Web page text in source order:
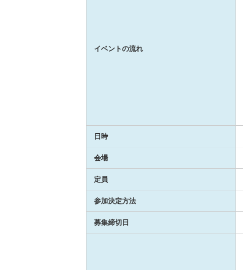
イベントの流れ
日時
会場
定員
参加決定方法
募集締切日